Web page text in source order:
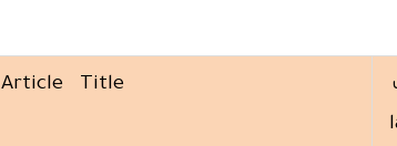
Article Title